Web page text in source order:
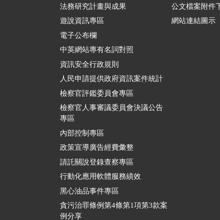
法務研究計畫與成果
遊說資訊專區
電子公布欄
中英網站專有名詞對照
資訊安全行政規則
人民申請提供政府資訊案件統計
檢察官評鑑委員會專區
檢察官人事審議委員會決議公告
專區
內部控制專區
政策宣導廣告經費彙整
請託關說登錄查察專區
行動化應用軟體服務績效
黑心油品事件專區
貪污治罪條例第4條第1項第3款案
例分享
公文檔案附件
網站連結圖示